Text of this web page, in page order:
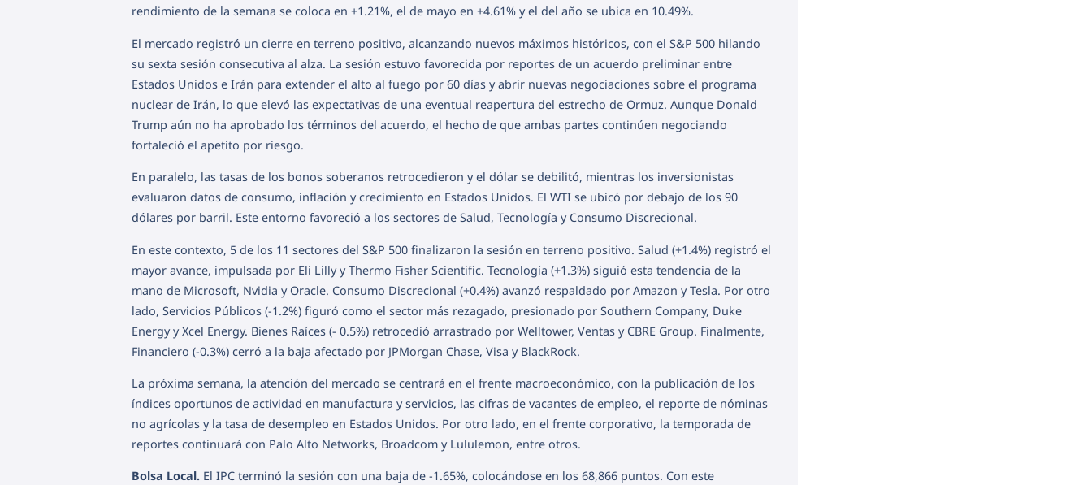
rendimiento de la semana se coloca en +1.21%, el de mayo en +4.61% y el del año se ubica en 10.49%.
El mercado registró un cierre en terreno positivo, alcanzando nuevos máximos históricos, con el S&P 500 hilando
su sexta sesión consecutiva al alza. La sesión estuvo favorecida por reportes de un acuerdo preliminar entre
Estados Unidos e Irán para extender el alto al fuego por 60 días y abrir nuevas negociaciones sobre el programa
nuclear de Irán, lo que elevó las expectativas de una eventual reapertura del estrecho de Ormuz. Aunque Donald
Trump aún no ha aprobado los términos del acuerdo, el hecho de que ambas partes continúen negociando
fortaleció el apetito por riesgo.
En paralelo, las tasas de los bonos soberanos retrocedieron y el dólar se debilitó, mientras los inversionistas
evaluaron datos de consumo, inflación y crecimiento en Estados Unidos. El WTI se ubicó por debajo de los 90
dólares por barril. Este entorno favoreció a los sectores de Salud, Tecnología y Consumo Discrecional.
En este contexto, 5 de los 11 sectores del S&P 500 finalizaron la sesión en terreno positivo. Salud (+1.4%) registró el
mayor avance, impulsada por Eli Lilly y Thermo Fisher Scientific. Tecnología (+1.3%) siguió esta tendencia de la
mano de Microsoft, Nvidia y Oracle. Consumo Discrecional (+0.4%) avanzó respaldado por Amazon y Tesla. Por otro
lado, Servicios Públicos (-1.2%) figuró como el sector más rezagado, presionado por Southern Company, Duke
Energy y Xcel Energy. Bienes Raíces (- 0.5%) retrocedió arrastrado por Welltower, Ventas y CBRE Group. Finalmente,
Financiero (-0.3%) cerró a la baja afectado por JPMorgan Chase, Visa y BlackRock.
La próxima semana, la atención del mercado se centrará en el frente macroeconómico, con la publicación de los
índices oportunos de actividad en manufactura y servicios, las cifras de vacantes de empleo, el reporte de nóminas
no agrícolas y la tasa de desempleo en Estados Unidos. Por otro lado, en el frente corporativo, la temporada de
reportes continuará con Palo Alto Networks, Broadcom y Lululemon, entre otros.
Bolsa Local. El IPC terminó la sesión con una baja de -1.65%, colocándose en los 68,866 puntos. Con este